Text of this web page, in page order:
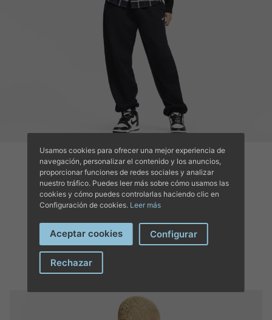
COMPLETA TU
OUTFIT
Usamos cookies para ofrecer una mejor experiencia de
navegación, personalizar el contenido y los anuncios,
proporcionar funciones de redes sociales y analizar
nuestro tráfico. Puedes leer más sobre cómo usamos las
cookies y cómo puedes controlarlas haciendo clic en
Configuración de cookies. Leer más
Aceptar cookies Configurar
Rechazar